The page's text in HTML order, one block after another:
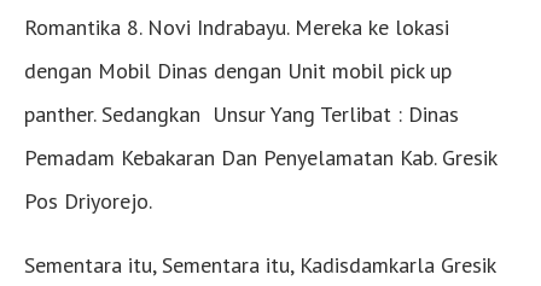
Romantika 8. Novi Indrabayu. Mereka ke lokasi
dengan Mobil Dinas dengan Unit mobil pick up
panther. Sedangkan Unsur Yang Terlibat : Dinas
Pemadam Kebakaran Dan Penyelamatan Kab. Gresik
Pos Driyorejo.
Sementara itu, Sementara itu, Kadisdamkarla Gresik